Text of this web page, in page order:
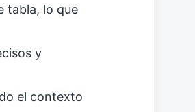
tabla, lo que
y
el contexto